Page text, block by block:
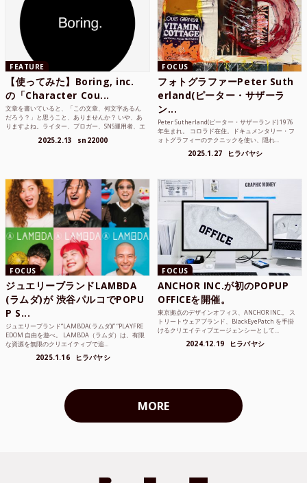
FEATURE
【使ってみた】Boring, inc.
の「Character Cou...
文章を書いていると、「この文章、何文字あるん
だろう？」と思うこと、ありませんか？ いや、あ
りますよね。ライター、ブロガー、SNS運用者、エ
2025.2.13 sn22000
FOCUS
フォトグラファーPeter Suth
erland(ピーター・サザーラ
ン...
Peter Sutherland(ピーター・サザーランド) 1976
年生まれ。 コロラド在住。ドキュメンタリー・フ
ォトグラフィーのテクニックを使い、隠れ...
2025.1.27 ヒラバヤシ
FOCUS
ジュエリーブランドLAMBDA
(ラムダ)が 渋谷パルコでPOPU
P S...
ジュエリーブランド“LAMBDA( ラムダ))” “PLAYFRE
EDOM 自由を遊べ。 LAMBDA（ラムダ）は、有限
な資源を無限のクリエイティブで追...
2025.1.16 ヒラバヤシ
FOCUS
ANCHOR INC.が初のPOPUP
OFFICEを開催。
東京拠点のデザインオフィス、ANCHOR INC.。 ス
トリートウェアブランド、BlackEyePatch を手掛
けるクリエイティブエージェンシーとして...
2024.12.19 ヒラバヤシ
MORE